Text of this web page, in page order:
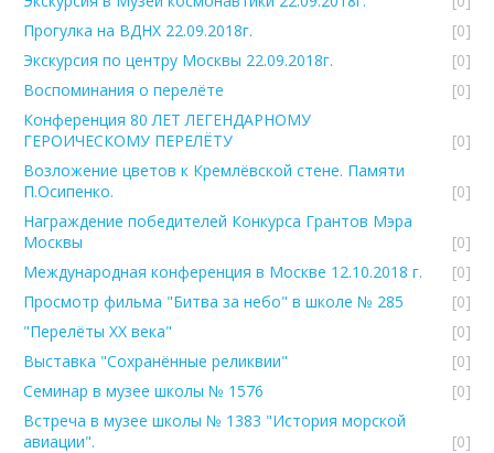
Прогулка на ВДНХ 22.09.2018г.
[0]
Экскурсия по центру Москвы 22.09.2018г.
[0]
Воспоминания о перелёте
[0]
Конференция 80 ЛЕТ ЛЕГЕНДАРНОМУ
ГЕРОИЧЕСКОМУ ПЕРЕЛЁТУ
[0]
Возложение цветов к Кремлёвской стене. Памяти
П.Осипенко.
[0]
Награждение победителей Конкурса Грантов Мэра
Москвы
[0]
Международная конференция в Москве 12.10.2018 г.
[0]
Просмотр фильма "Битва за небо" в школе № 285
[0]
"Перелёты ХХ века"
[0]
Выставка "Сохранённые реликвии"
[0]
Семинар в музее школы № 1576
[0]
Встреча в музее школы № 1383 "История морской
авиации".
[0]